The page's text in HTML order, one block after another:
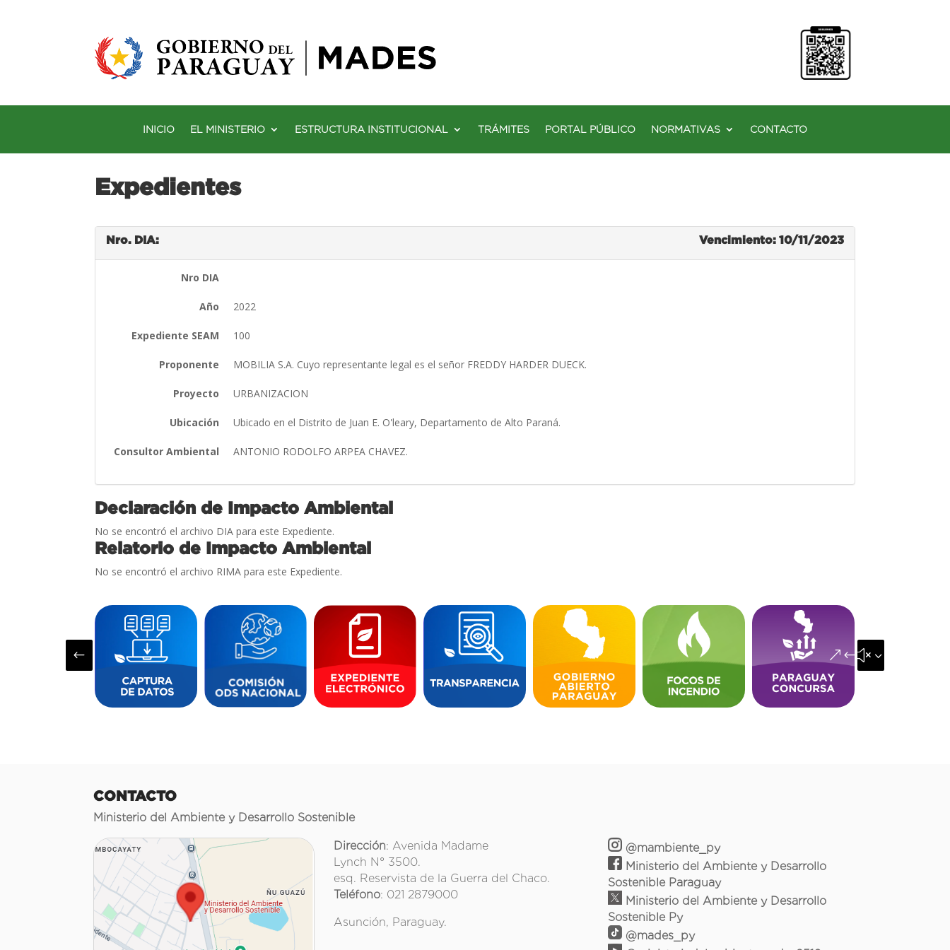
INICIO EL MINISTERIO ESTRUCTURA INSTITUCIONAL TRÁMITES PORTAL PÚBLICO NORMATIVAS CONTACTO
Expedientes
Nro. DIA: Vencimiento: 10/11/2023
Nro DIA
Año 2022
Expediente SEAM 100
Proponente MOBILIA S.A. Cuyo representante legal es el señor FREDDY HARDER DUECK.
Proyecto URBANIZACION
Ubicación Ubicado en el Distrito de Juan E. O'leary, Departamento de Alto Paraná.
Consultor Ambiental ANTONIO RODOLFO ARPEA CHAVEZ.
Declaración de Impacto Ambiental
No se encontró el archivo DIA para este Expediente.
Relatorio de Impacto Ambiental
No se encontró el archivo RIMA para este Expediente.
# &#x35;
CONTACTO
Ministerio del Ambiente y Desarrollo Sostenible
Dirección: Avenida Madame
Lynch N° 3500.
esq. Reservista de la Guerra del Chaco.
Teléfono: 021 2879000
Asunción, Paraguay.
@mambiente_py
Ministerio del Ambiente y Desarrollo
Sostenible Paraguay
Ministerio del Ambiente y Desarrollo
Sostenible Py
@mades_py